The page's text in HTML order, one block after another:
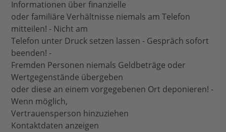
Informationen über finanzielle
oder familiäre Verhältnisse niemals am Telefon
mitteilen! - Nicht am
Telefon unter Druck setzen lassen - Gespräch sofort
beenden! -
Fremden Personen niemals Geldbeträge oder
Wertgegenstände übergeben
oder diese an einem vorgegebenen Ort deponieren! -
Wenn möglich,
Vertrauensperson hinzuziehen
Kontaktdaten anzeigen